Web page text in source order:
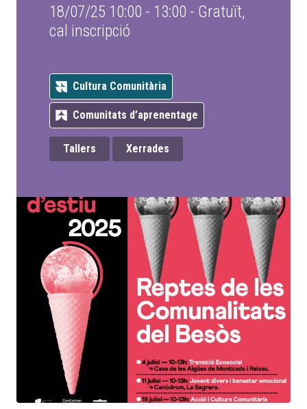
18/07/25 10:00 - 13:00 - Gratuït,
cal inscripció
Cultura Comunitària
Comunitats d’aprenentage
Tallers Xerrades